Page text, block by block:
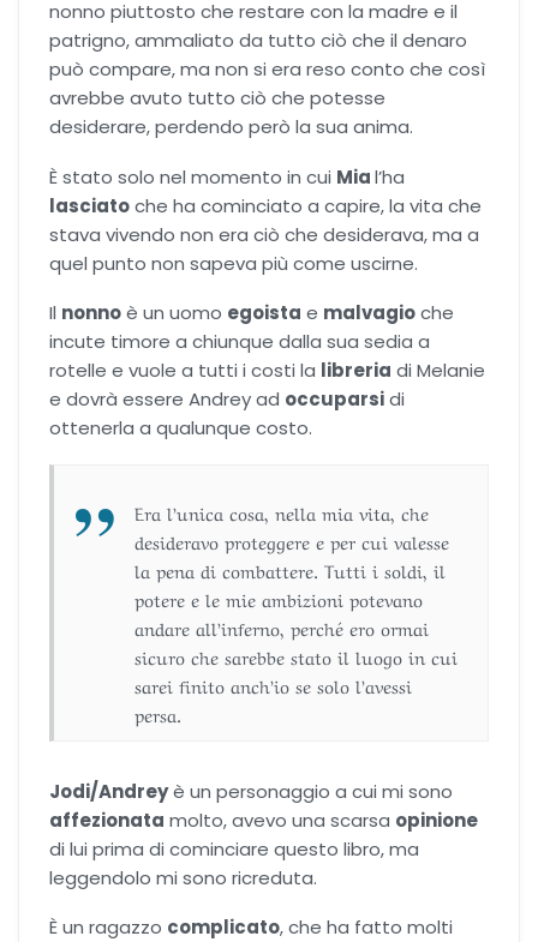
nonno piuttosto che restare con la madre e il
patrigno, ammaliato da tutto ciò che il denaro
può compare, ma non si era reso conto che così
avrebbe avuto tutto ciò che potesse
desiderare, perdendo però la sua anima.
È stato solo nel momento in cui Mial’ha
lasciatoche ha cominciato a capire, la vita che
stava vivendo non era ciò che desiderava, ma a
quel punto non sapeva più come uscirne.
Il nonnoè un uomo egoista e malvagioche
incute timore a chiunque dalla sua sedia a
rotelle e vuole a tutti i costi la libreria di Melanie
e dovrà essere Andrey ad occuparsidi
ottenerla a qualunque costo.
Era l’unica cosa, nella mia vita, che
desideravo proteggere e per cui valesse
la pena di combattere. Tutti i soldi, il
potere e le mie ambizioni potevano
andare all’inferno, perché ero ormai
sicuro che sarebbe stato il luogo in cui
sarei finito anch’io se solo l’avessi
persa.
Jodi/Andreyè un personaggio a cui mi sono
affezionata molto, avevo una scarsa opinione
di lui prima di cominciare questo libro, ma
leggendolo mi sono ricreduta.
È un ragazzo complicato, che ha fatto molti